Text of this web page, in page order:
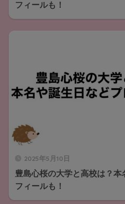
フィールも！
2025年5月10日
豊島心桜の大学と高校は？本
フィールも！